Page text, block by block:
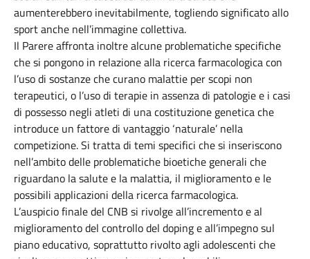
aumenterebbero inevitabilmente, togliendo significato allo
sport anche nell’immagine collettiva.
Il Parere affronta inoltre alcune problematiche specifiche
che si pongono in relazione alla ricerca farmacologica con
l’uso di sostanze che curano malattie per scopi non
terapeutici, o l’uso di terapie in assenza di patologie e i casi
di possesso negli atleti di una costituzione genetica che
introduce un fattore di vantaggio ‘naturale’ nella
competizione. Si tratta di temi specifici che si inseriscono
nell’ambito delle problematiche bioetiche generali che
riguardano la salute e la malattia, il miglioramento e le
possibili applicazioni della ricerca farmacologica.
L’auspicio finale del CNB si rivolge all’incremento e al
miglioramento del controllo del doping e all’impegno sul
piano educativo, soprattutto rivolto agli adolescenti che